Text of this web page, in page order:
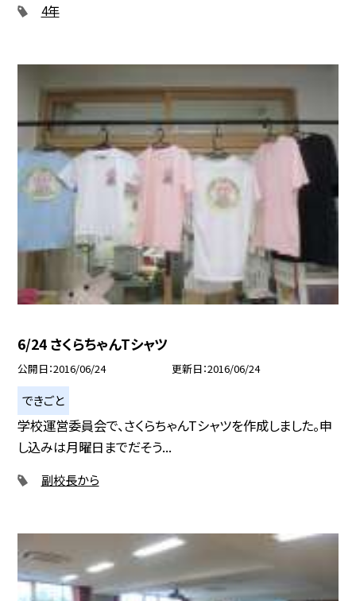
4年
6/24 さくらちゃんTシャツ
公開日 2016/06/24 更新日 2016/06/24
できごと
学校運営委員会で、さくらちゃんTシャツを作成しました。申
し込みは月曜日までだそう...
副校長から